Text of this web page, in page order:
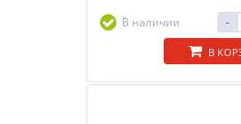
В наличии -
В